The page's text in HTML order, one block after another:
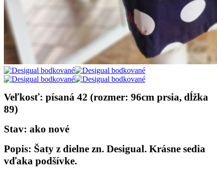
Veľkosť: písaná 42 (rozmer: 96cm prsia, dĺžka
89)
Stav: ako nové
Popis: Šaty z dielne zn. Desigual. Krásne sedia
vďaka podšívke.